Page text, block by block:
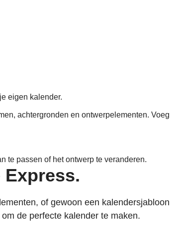
eigen kalender.
achtergronden en ontwerpelementen. Voeg
te passen of het ontwerp te veranderen.
Express.
of gewoon een kalendersjabloon
de perfecte kalender te maken.